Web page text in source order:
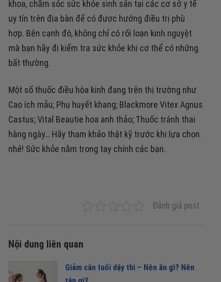
khoa, chăm sóc sức khỏe sinh sản tại các cơ sở y tế
uy tín trên địa bàn để có được hướng điều trị phù
hợp. Bên cạnh đó, không chỉ có rối loạn kinh nguyệt
mà bạn hãy đi kiểm tra sức khỏe khi cơ thể có những
bất thường.
Một số thuốc điều hòa kinh đang trên thị trường như
Cao ích mẫu; Phụ huyết khang; Blackmore Vitex Agnus
Castus; Vital Beautie hoa anh thảo; Thuốc tránh thai
hàng ngày… Hãy tham khảo thật kỹ trước khi lựa chọn
nhé! Sức khỏe nằm trong tay chính các bạn.
Đánh giá post
Nội dung liên quan
Giảm cân tuổi dậy thì – Nên ăn gì? Nên